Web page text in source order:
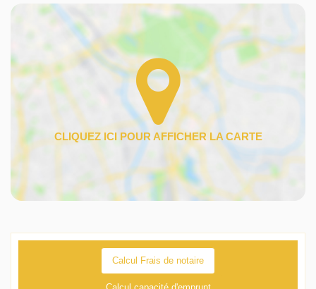
Calcul Frais de notaire